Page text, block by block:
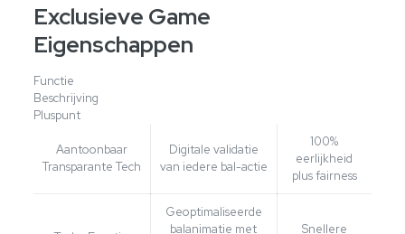
Exclusieve Game
Eigenschappen
Functie
Beschrijving
Pluspunt
Aantoonbaar
Transparante Tech
Digitale validatie
van iedere bal-actie
100%
eerlijkheid
plus fairness
Geoptimaliseerde
balanimatie met
Snellere